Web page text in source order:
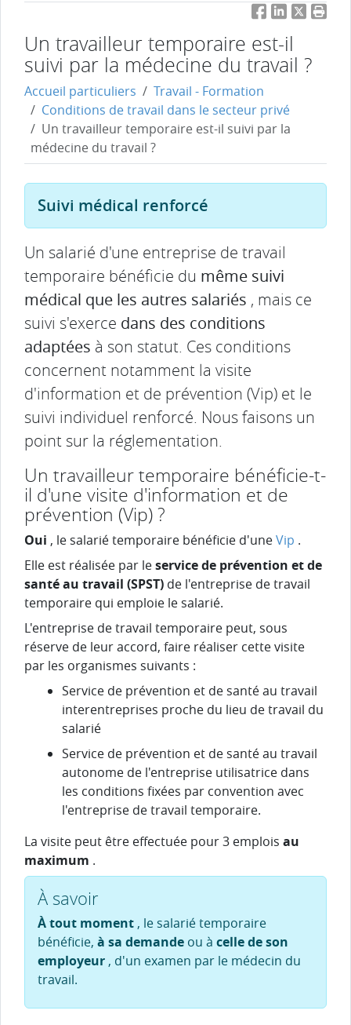
FacebookLinkedIn
Twitter
Un travailleur temporaire est-il
suivi par la médecine du travail ?
Accueil particuliers
Travail - Formation
Conditions de travail dans le secteur privé
Un travailleur temporaire est-il suivi par la
médecine du travail ?
Suivi médical renforcé
Un salarié d'une entreprise de travail
temporaire bénéficie du même suivi
médical que les autres salariés , mais ce
suivi s'exerce dans des conditions
adaptées à son statut. Ces conditions
concernent notamment la visite
d'information et de prévention (Vip) et le
suivi individuel renforcé. Nous faisons un
point sur la réglementation.
Un travailleur temporaire bénéficie-t-
il d'une visite d'information et de
prévention (Vip) ?
Oui , le salarié temporaire bénéficie d'uneVip .
Elle est réalisée par leservice de prévention et de
santé au travail (SPST) de l'entreprise de travail
temporaire qui emploie le salarié.
L'entreprise de travail temporaire peut, sous
réserve de leur accord, faire réaliser cette visite
par les organismes suivants :
Service de prévention et de santé au travail
interentreprises proche du lieu de travail du
salarié
Service de prévention et de santé au travail
autonome de l'entreprise utilisatrice dans
les conditions fixées par convention avec
l'entreprise de travail temporaire.
La visite peut être effectuée pour 3 emplois au
maximum .
À savoir
À tout moment , le salarié temporaire
bénéficie, à sa demande ou à celle de son
employeur , d'un examen par le médecin du
travail.